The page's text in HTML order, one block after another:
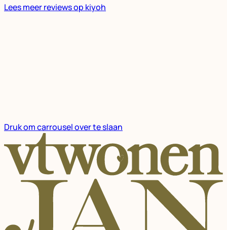
Lees meer reviews op kiyoh
Druk om carrousel over te slaan